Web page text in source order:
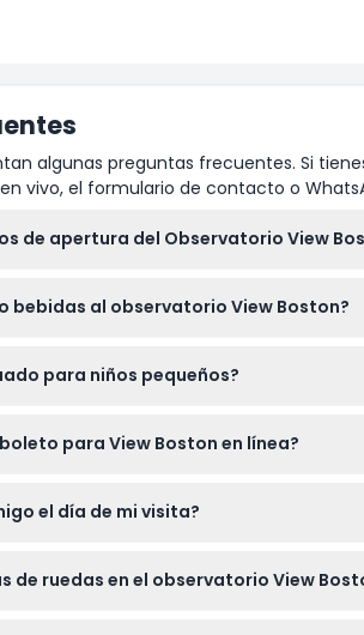
algunas preguntas frecuentes. Si
vivo, el formulario de contacto o
de apertura del Observatorio View
bebidas al observatorio View Boston?
para niños pequeños?
para View Boston en línea?
el día de mi visita?
de ruedas en el observatorio View